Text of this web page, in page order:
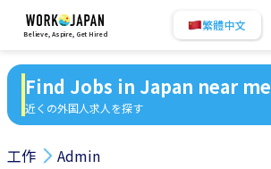
Believe, Aspire, Get Hired
繁體中文
Find Jobs in Japan near me
近くの外国人求人を探す
工作 Admin